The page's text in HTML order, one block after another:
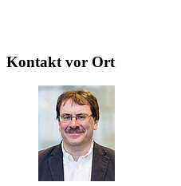
Kontakt vor Ort